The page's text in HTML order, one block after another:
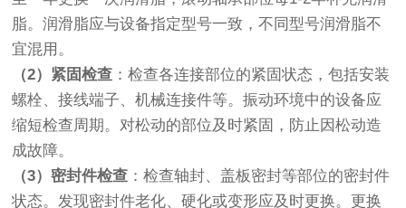
脂。润滑脂应与设备指定型号一致，不同型号润滑脂不
宜混用。
（2）紧固检查 ：检查各连接部位的紧固状态，包括安装
螺栓、接线端子、机械连接件等。振动环境中的设备应
缩短检查周期。对松动的部位及时紧固，防止因松动造
成故障。
（3）密封件检查 ：检查轴封、盖板密封等部位的密封件
状态。发现密封件老化、硬化或变形应及时更换。更换